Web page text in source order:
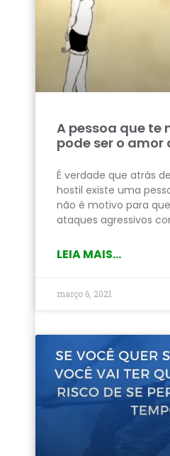
A pessoa que te
pode ser o amor
É verdade que atrás
hostil existe uma
não é motivo para
ataques agressivos
LEIA MAIS...
março 6, 2021